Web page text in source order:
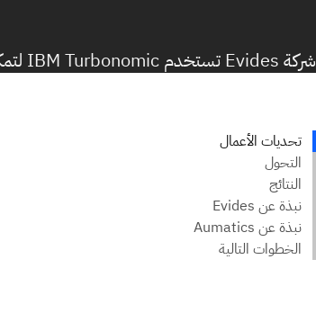
شركة Evides تستخدم IBM Turbonomic لتمكين تحسين الرؤية والتحكم